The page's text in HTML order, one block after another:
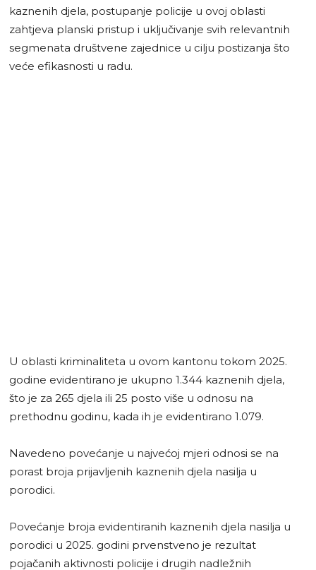
kaznenih djela, postupanje policije u ovoj oblasti
zahtjeva planski pristup i uključivanje svih relevantnih
segmenata društvene zajednice u cilju postizanja što
veće efikasnosti u radu.
U oblasti kriminaliteta u ovom kantonu tokom 2025.
godine evidentirano je ukupno 1.344 kaznenih djela,
što je za 265 djela ili 25 posto više u odnosu na
prethodnu godinu, kada ih je evidentirano 1.079.
Navedeno povećanje u najvećoj mjeri odnosi se na
porast broja prijavljenih kaznenih djela nasilja u
porodici.
Povećanje broja evidentiranih kaznenih djela nasilja u
porodici u 2025. godini prvenstveno je rezultat
pojačanih aktivnosti policije i drugih nadležnih